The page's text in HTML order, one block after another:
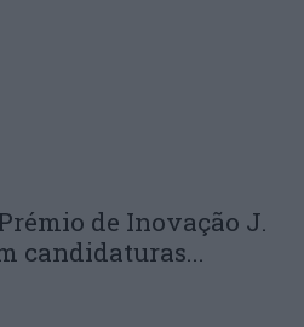
de Inovação J.
candidaturas...